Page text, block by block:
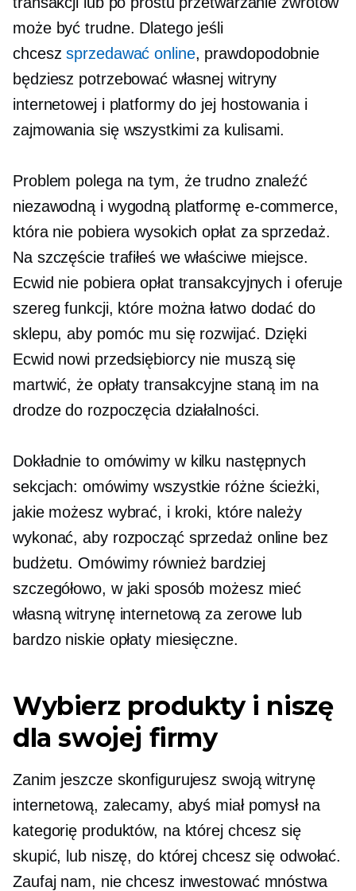
może być trudne. Dlatego jeśli
chceszsprzedawać online, prawdopodobnie
będziesz potrzebować własnej witryny
internetowej i platformy do jej hostowania i
zajmowania się wszystkimi za kulisami.
Problem polega na tym, że trudno znaleźć
niezawodną i wygodną platformę e-commerce,
która nie pobiera wysokich opłat za sprzedaż.
Na szczęście trafiłeś we właściwe miejsce.
Ecwid nie pobiera opłat transakcyjnych i oferuje
szereg funkcji, które można łatwo dodać do
sklepu, aby pomóc mu się rozwijać. Dzięki
Ecwid nowi przedsiębiorcy nie muszą się
martwić, że opłaty transakcyjne staną im na
drodze do rozpoczęcia działalności.
Dokładnie to omówimy w kilku następnych
sekcjach: omówimy wszystkie różne ścieżki,
jakie możesz wybrać, i kroki, które należy
wykonać, aby rozpocząć sprzedaż online bez
budżetu. Omówimy również bardziej
szczegółowo, w jaki sposób możesz mieć
własną witrynę internetową za zerowe lub
bardzo niskie opłaty miesięczne.
Wybierz produkty i niszę
dla swojej firmy
Zanim jeszcze skonfigurujesz swoją witrynę
internetową, zalecamy, abyś miał pomysł na
kategorię produktów, na której chcesz się
skupić, lub niszę, do której chcesz się odwołać.
Zaufaj nam, nie chcesz inwestować mnóstwa